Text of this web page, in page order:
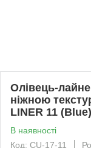
Олівець-
ніжною
LINER 11 (Blue)
В наявності
Код: CU-17-11